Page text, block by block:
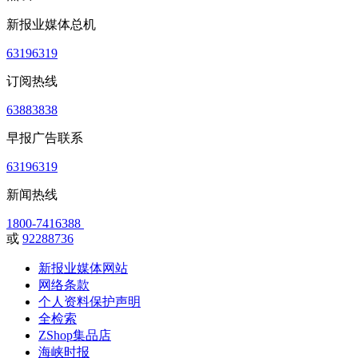
新报业媒体总机
63196319
订阅热线
63883838
早报广告联系
63196319
新闻热线
1800-7416388
或 92288736
新报业媒体网站
网络条款
个人资料保护声明
全检索
ZShop集品店
海峡时报